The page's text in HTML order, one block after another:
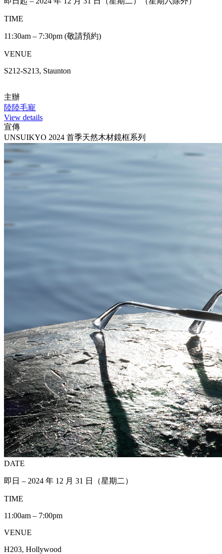
TIME
11:30am – 7:30pm (敬請預約)
VENUE
S212-S213, Staunton
主辦
陸陸毛寵
View details
宣傳
UNSUIKYO 2024 首季天然木材鏡框系列
DATE
即日 – 2024 年 12 月 31 日（星期二）
TIME
11:00am – 7:00pm
VENUE
H203, Hollywood